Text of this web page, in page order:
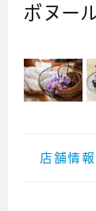
ボヌー
店舗情報